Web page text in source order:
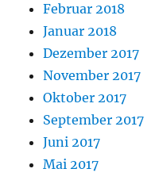
Februar 2018
Januar 2018
Dezember 2017
November 2017
Oktober 2017
September 2017
Juni 2017
Mai 2017